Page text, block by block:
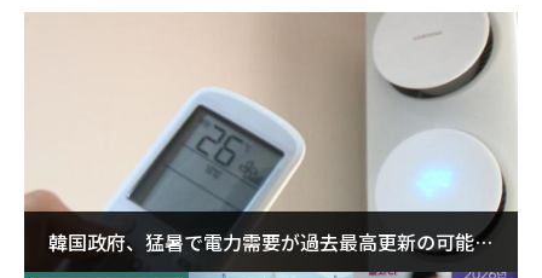
韓国政府、猛暑で電力需要が過去最高更新の可能性